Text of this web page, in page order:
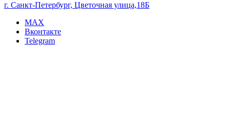
г. Санкт-Петербург, Цветочная улица,18Б
MAX
Вконтакте
Telegram